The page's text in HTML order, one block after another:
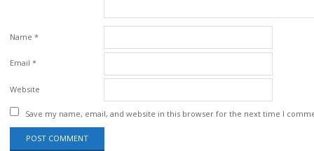
Name *
Email *
Website
Save my name, email, and website in this browser for the next time I